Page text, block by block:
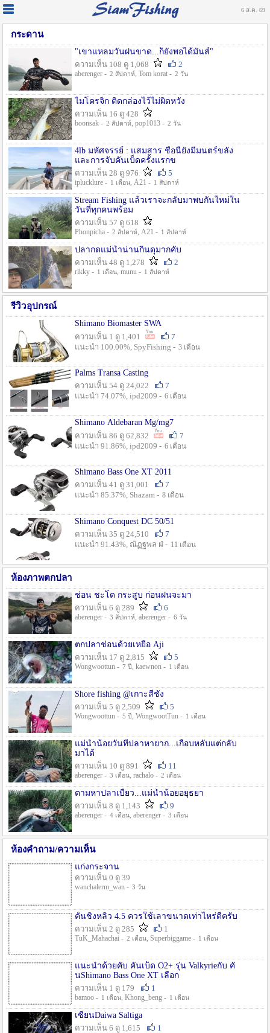
6 ส.ค. 69
กระดาน
"เขาแหลมวันฝนขาด...ก็ยังพอได้มันส์"
ความเห็น 108 ดู 1,068
2
aberenger - 2 สัปดาห์, Tom korat - 2 วัน
ไมโครจิ้ก ติดกล่องไว้ไม่ผิดหวัง
ความเห็น 16 ดู 428
boonsak - 2 สัปดาห์, pop1013 - 2 วัน
4lb มหัศจรรย์ : แสมสาร ชื่อนี้ยังมีมนตร์ขลัง
และการจับคันเบ็ดครั้งแรกข
ความเห็น 28 ดู 976
5
iplucklure - 1 เดือน, A21 - 1 สัปดาห์
Stream Fishing แล้วเราจะกลับมาพบกันใหม่ใน
วันที่ทุกคนพร้อม
ความเห็น 57 ดู 618
Phonpicha - 2 สัปดาห์, A21 - 1 สัปดาห์
ปลากดแม่น้ำน่านกินดุมากคับ
ความเห็น 48 ดู 1,278
2
rikky - 1 เดือน, munu - 1 สัปดาห์
รีวิวอุปกรณ์
Shimano Biomaster SWA
ความเห็น 1 ดู 1,401
7
แนะนำ 100.00%, SpyFishing - 3 เดือน
Palms Transa Casting
ความเห็น 54 ดู 24,022
7
แนะนำ 74.07%, ipd2009 - 6 เดือน
Shimano Aldebaran Mg/mg7
ความเห็น 86 ดู 62,832
7
แนะนำ 91.86%, ipd2009 - 6 เดือน
Shimano Bass One XT 2011
ความเห็น 41 ดู 31,001
7
แนะนำ 85.37%, Shazam - 8 เดือน
Shimano Conquest DC 50/51
ความเห็น 35 ดู 24,510
7
แนะนำ 91.43%, ณัฏฐพล ฝ่ - 11 เดือน
ห้องภาพตกปลา
ช่อน ชะโด กระสูบ ก่อนฝนจะมา
ความเห็น 6 ดู 289
6
aberenger - 3 สัปดาห์, aberenger - 6 วัน
ตกปลาช่อนด้วยเหยื่อ Aji
ความเห็น 17 ดู 2,815
5
Wongwoottun - 7 ปี , kaewnon - 1 เดือน
Shore fishing @เกาะสีชัง
ความเห็น 5 ดู 2,509
5
Wongwoottun - 5 ปี , WongwootTun - 1 เดือน
แม่น้ำน้อยวันที่ปลาหายาก...เกือบหลับแต่กลับ
มาได้
ความเห็น 10 ดู 891
11
aberenger - 3 เดือน, rachalo - 2 เดือน
ตามหาปลาเบี้ยว...แม่น้ำน้อยอยุธยา
ความเห็น 8 ดู 1,143
9
aberenger - 4 เดือน, aberenger - 3 เดือน
ห้องคำถาม/ความเห็น
แก่งกระจาน
ความเห็น 0 ดู 39
wanchalerm_wan - 3 วัน
คันชิงหลิว 4.5 ควรใช้เลาขนาดเท่าไหร่ดีครับ
ความเห็น 2 ดู 285
1
TuK_Mahachai - 2 เดือน, Superbiggame - 1 เดือน
แนะนำด้วยคับ คันเบ็ด O2+ รุ่น Valkyrieกับ คั
นShimano Bass One XT เลือก
ความเห็น 1 ดู 179
1
bamoo - 1 เดือน, Khong_beng - 1 เดือน
เซียนDaiwa Saltiga
ความเห็น 6 ดู 1,615
1